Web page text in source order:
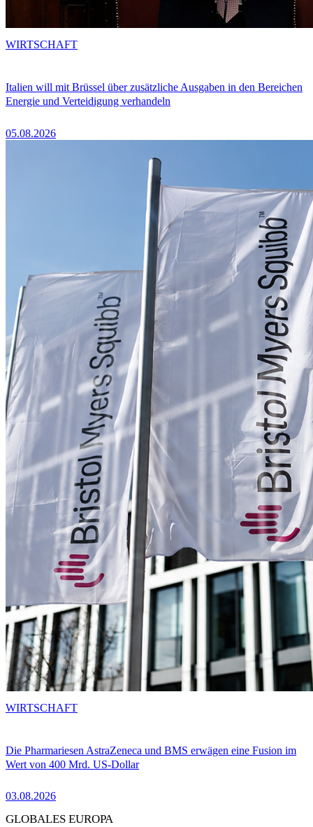
Italien will mit Brüssel über zusätzliche Ausgaben in den Bereichen
Energie und Verteidigung verhandeln
05.08.2026
WIRTSCHAFT
Die Pharmariesen AstraZeneca und BMS erwägen eine Fusion im
Wert von 400 Mrd. US-Dollar
03.08.2026
WIRTSCHAFT
GLOBALES EUROPA